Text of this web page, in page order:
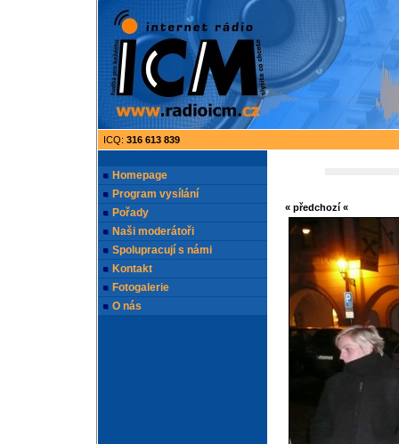
ICQ: 316 613 839
Homepage
Program vysílání
Pořady
Naši moderátoři
Spolupracují s námi
Kontakt
Fotogalerie
O nás
« předchozí «